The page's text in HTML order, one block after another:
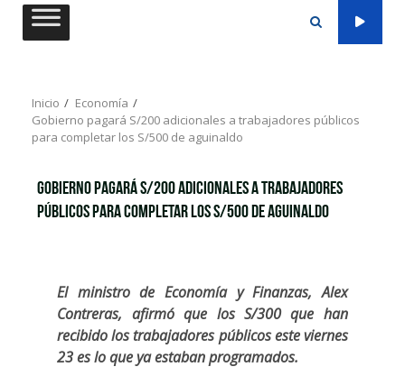
Saltar
Inicio
Economía
Gobierno pagará S/200 adicionales a trabajadores públicos
para completar los S/500 de aguinaldo
Gobierno pagará S/200 adicionales a trabajadores
públicos para completar los S/500 de aguinaldo
El ministro de Economía y Finanzas, Alex
Contreras, afirmó que los S/300 que han
recibido los trabajadores públicos este viernes
23 es lo que ya estaban programados.